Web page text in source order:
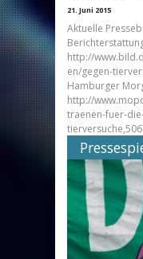
21. Juni 2015
Aktuelle
http://
en/gegen-
Hamburger
http://
traenen-fuer-
Morgenpost
http://
(16.06,